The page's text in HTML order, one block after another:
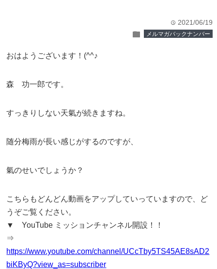
time 2021/06/19
folder メルマガバックナンバー
おはようございます！(^^♪
森 功一郎です。
すっきりしない天氣が続きますね。
随分梅雨が長い感じがするのですが、
氣のせいでしょうか？
こちらもどんどん動画をアップしていっていますので、ど
うぞご覧ください。
▼ YouTube ミッションチャンネル開設！！
⇒
https://www.youtube.com/channel/UCcTby5TS45AE8sAD2
biKByQ?view_as=subscriber